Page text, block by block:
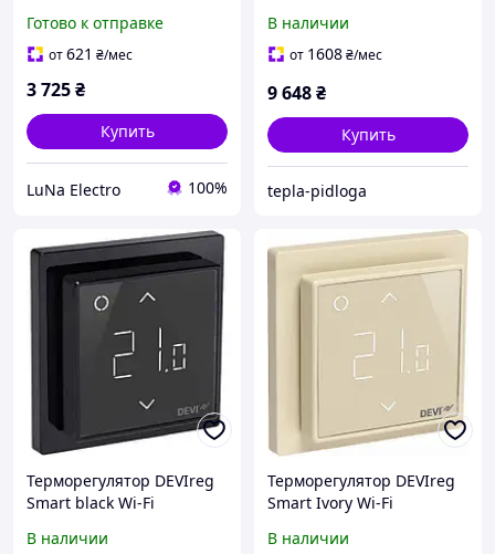
Готово к отправке
от621 ₴/мес
3 725₴
Купить
LuNa Electro 100%
В наличии
от 1608₴/мес
9 648₴
Купить
tepla-pidloga
Терморегулятор DEVIreg
Smart black Wi-Fi
В наличии
Терморегулятор DEVIreg
Smart Ivory Wi-Fi
В наличии